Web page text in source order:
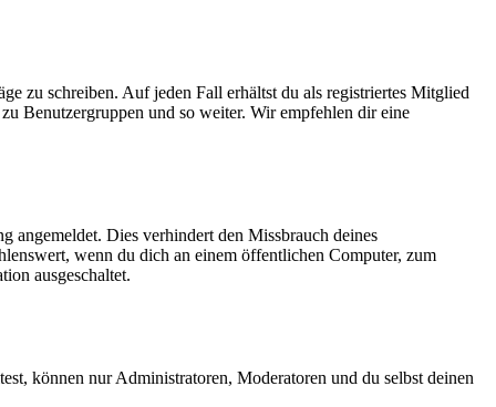
zu schreiben. Auf jeden Fall erhältst du als registriertes Mitglied
Benutzergruppen und so weiter. Wir empfehlen dir eine
angemeldet. Dies verhindert den Missbrauch deines
wenn du dich an einem öffentlichen Computer, zum
ausgeschaltet.
können nur Administratoren, Moderatoren und du selbst deinen